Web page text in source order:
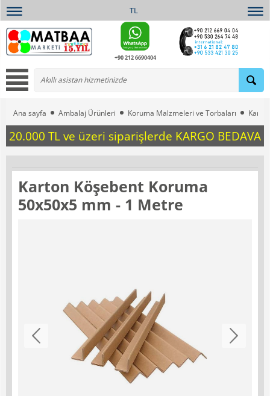
TL
+90 212 6690404
Ana sayfa Ambalaj Ürünleri Koruma Malzmeleri ve Torbaları
20.000 TL ve üzeri siparişlerde KARGO BEDAVA
Karton Köşebent Koruma
50x50x5 mm - 1 Metre